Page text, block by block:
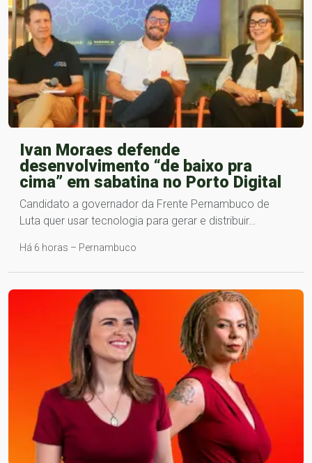
Ivan Moraes defende
desenvolvimento “de baixo pra
cima” em sabatina no Porto Digital
Candidato a governador da Frente Pernambuco de
Luta quer usar tecnologia para gerar e distribuir…
Há 6 horas – Pernambuco